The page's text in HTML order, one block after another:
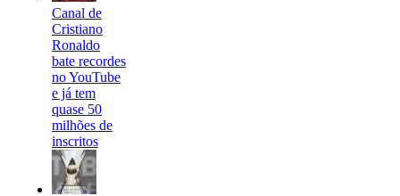
Canal de
Cristiano
Ronaldo
bate recordes
no YouTube
e já tem
quase 50
milhões de
inscritos